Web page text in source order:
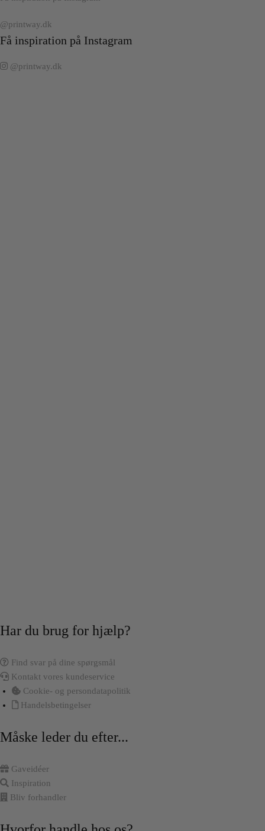
@printway.dk
Få inspiration på Instagram
@printway.dk
Har du brug for hjælp?
Find svar på dine spørgsmål
Kontakt vores kundeservice
Cookie- og persondatapolitik
Handelsbetingelser
Måske leder du efter...
Gaveidéer
Inspiration
Bliv forhandler